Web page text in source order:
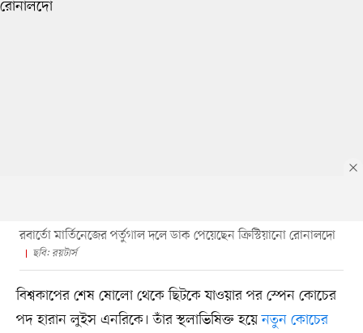
রবার্তো মার্তিনেজের পর্তুগাল দলে ডাক পেয়েছেন ক্রিস্টিয়ানো রোনালদো
ছবি: রয়টার্স
বিশ্বকাপের শেষ ষোলো থেকে ছিটকে যাওয়ার পর স্পেন কোচের
পদ হারান লুইস এনরিকে। তাঁর স্থলাভিষিক্ত হয়েনতুন কোচের